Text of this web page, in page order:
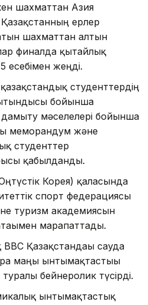
шахматтан Азия
ерлер
шахматтан алтын
финалда қытайлық
жеңді.
студенттердің
бойынша
мәселелері бойынша
меморандум және
студенттер
қабылданды.
Корея) қаласында
спорт федерациясы
туризм академиясын
марапаттады.
Қазақстандағы сауда
маңы ынтымақтастығы
бейнеролик түсірді.
ынтымақтастық